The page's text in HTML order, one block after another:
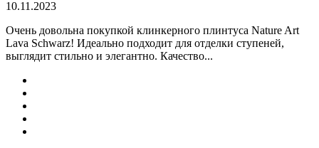
10.11.2023
Очень довольна покупкой клинкерного плинтуса Nature Art
Lava Schwarz! Идеально подходит для отделки ступеней,
выглядит стильно и элегантно. Качество...